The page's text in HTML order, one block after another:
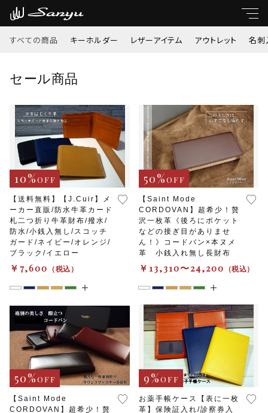
すべての商品 キーホルダー レザーアイテム アウトレット 名刺
セール商品
【送料無料】【J.Cuir】メ
ーカー直販/防水牛革カード
札二つ折り牛革財布/撥水/
防水/小銭入無し/スコッチ
ガード/ネイビー/オレンジ/
ブラック/イエロー
￥7,600 （税込）
10%OFF
【Saint Mode
CORDOVAN】超希少！贅
沢一枚革《後ろにポケット
などの接ぎ目がありませ
ん！》コードバン×本ヌメ
革 小銭入れ無し長財布
￥13,310〜24,200 （税込）
50%OFF
【Saint Mode
CORDOVAN】超希少！贅
50%OFF
お薬手帳ケース【表に一枚
革】保険証入れ/診察券入
9%OFF
キーホルダー
レザーアイテム
アウトレット
名刺入れ・定期入れ
小銭入れ
子カテゴリ
価格帯
～
並び順
その他
在庫あり セール